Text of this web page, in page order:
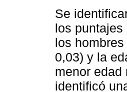
Se
los
los
0,03) y la
menor edad
identificó